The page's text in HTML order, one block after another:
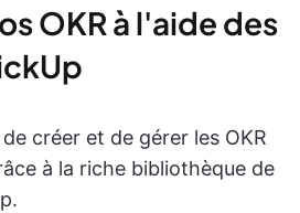
OKR à l'aide des
créer et de gérer les OKR
à la riche bibliothèque de